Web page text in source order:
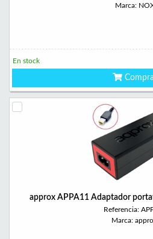
Marca:
En stock
approx APPA11 Adaptador
Referencia:
Marca: